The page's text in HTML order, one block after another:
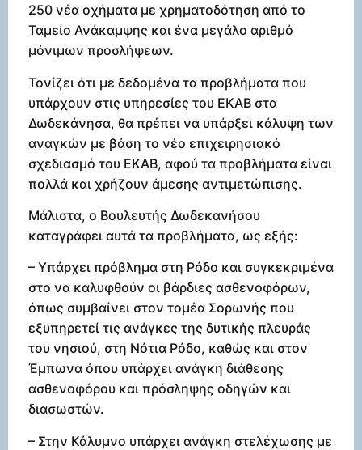
250 νέα οχήματα με χρηματοδότηση από το
Ταμείο Ανάκαμψης και ένα μεγάλο αριθμό
μόνιμων προσλήψεων.
Τονίζει ότι με δεδομένα τα προβλήματα που
υπάρχουν στις υπηρεσίες του ΕΚΑΒ στα
Δωδεκάνησα, θα πρέπει να υπάρξει κάλυψη των
αναγκών με βάση το νέο επιχειρησιακό
σχεδιασμό του ΕΚΑΒ, αφού τα προβλήματα είναι
πολλά και χρήζουν άμεσης αντιμετώπισης.
Μάλιστα, ο Βουλευτής Δωδεκανήσου
καταγράφει αυτά τα προβλήματα, ως εξής:
– Υπάρχει πρόβλημα στη Ρόδο και συγκεκριμένα
στο να καλυφθούν οι βάρδιες ασθενοφόρων,
όπως συμβαίνει στον τομέα Σορωνής που
εξυπηρετεί τις ανάγκες της δυτικής πλευράς
του νησιού, στη Νότια Ρόδο, καθώς και στον
Έμπωνα όπου υπάρχει ανάγκη διάθεσης
ασθενοφόρου και πρόσληψης οδηγών και
διασωστών.
– Στην Κάλυμνο υπάρχει ανάγκη στελέχωσης με